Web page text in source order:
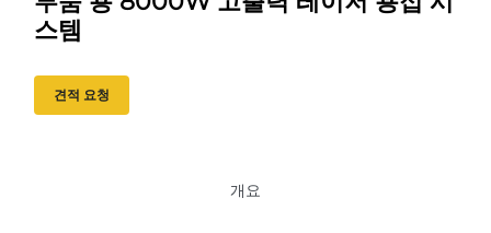
스템
견적 요청
개요